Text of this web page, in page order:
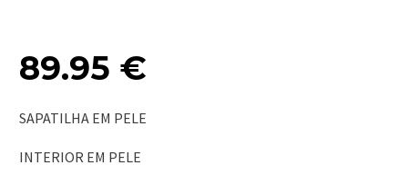
89.95 €
SAPATILHA EM PELE
INTERIOR EM PELE